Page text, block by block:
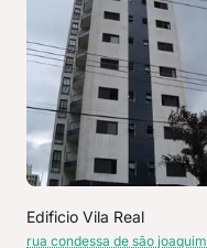
Edificio Vila Real
rua condessa de são joaquim